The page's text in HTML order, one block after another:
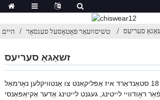
היים טשיסוועאַר פאָטאָסעל סענסאָר סעריעס
זשאַגאַ סעריעס
די זאַגאַ ספר 18 סטאַנדאַרד איז אַפּליקאַנט צו אַנטוויקלען נאָרמאַל
ראָודוויי לייטינג, געגנט לייטינג אָדער אַקיאַפּאַנסי